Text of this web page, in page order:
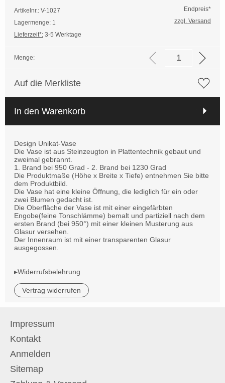
Artikelnr.: V-1027
Lagermenge: 1
Lieferzeit*: 3-5 Werktage
Endpreis*
zzgl. Versand
Menge:
Auf die Merkliste
In den Warenkorb
Design Unikat-Vase
Die Vase ist aus Steinzeugton in Plattentechnik gebaut und
zweimal gebrannt.
1. Brand bei 950 Grad - 2. Brand bei 1230 Grad
Die Produktmaße (Höhe x Breite x Tiefe) entnehmen Sie bitte
dem Produktbild.
Die Vase hat eine kleine Öffnung, die lediglich für ein oder
zwei Blumen gedacht ist.
Die Oberfläche der Vase ist mit einer eingefärbten
Engobe(feine Tonschlämme) bemalt und partiziell nach dem
ersten Brand (bei 950°) mit einer kleinen Musterung aus
Glasur versehen.
Der Innenraum ist mit einer transparenten Glasur
ausgegossen.
▸Widerrufsbelehrung
Vertrag widerrufen
Impressum
Kontakt
Anmelden
Sitemap